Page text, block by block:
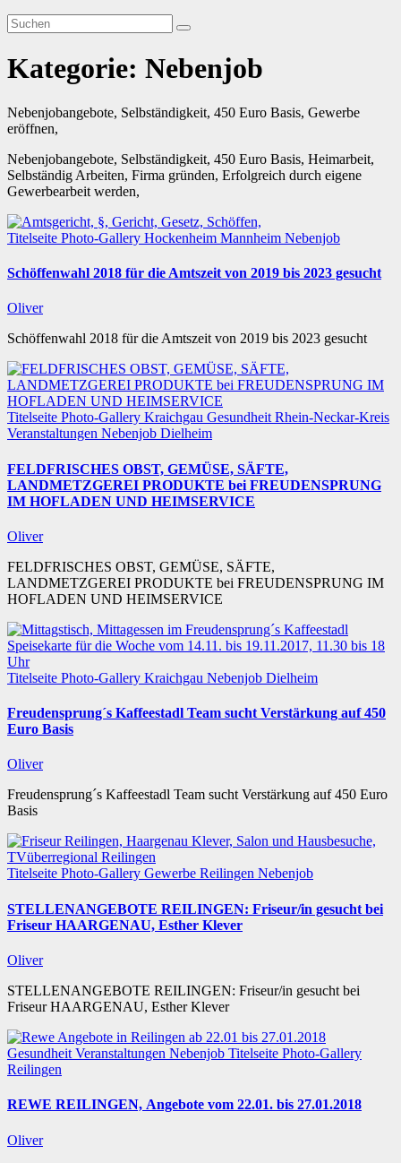
Kategorie: Nebenjob
Nebenjobangebote, Selbständigkeit, 450 Euro Basis, Gewerbe
eröffnen,
Nebenjobangebote, Selbständigkeit, 450 Euro Basis, Heimarbeit,
Selbständig Arbeiten, Firma gründen, Erfolgreich durch eigene
Gewerbearbeit werden,
Titelseite Photo-Gallery Hockenheim Mannheim Nebenjob
Schöffenwahl 2018 für die Amtszeit von 2019 bis 2023 gesucht
Oliver
Schöffenwahl 2018 für die Amtszeit von 2019 bis 2023 gesucht
Titelseite Photo-Gallery Kraichgau GesundheitRhein-Neckar-Kreis
Veranstaltungen Nebenjob Dielheim
FELDFRISCHES OBST, GEMÜSE, SÄFTE,
LANDMETZGEREI PRODUKTE bei FREUDENSPRUNG
IM HOFLADEN UND HEIMSERVICE
Oliver
FELDFRISCHES OBST, GEMÜSE, SÄFTE,
LANDMETZGEREI PRODUKTE bei FREUDENSPRUNG IM
HOFLADEN UND HEIMSERVICE
Titelseite Photo-Gallery Kraichgau Nebenjob Dielheim
Freudensprung´s Kaffeestadl Team sucht Verstärkung auf 450
Euro Basis
Oliver
Freudensprung´s Kaffeestadl Team sucht Verstärkung auf 450 Euro
Basis
Titelseite Photo-Gallery Gewerbe Reilingen Nebenjob
STELLENANGEBOTE REILINGEN: Friseur/in gesucht bei
Friseur HAARGENAU, Esther Klever
Oliver
STELLENANGEBOTE REILINGEN: Friseur/in gesucht bei
Friseur HAARGENAU, Esther Klever
Gesundheit Veranstaltungen Nebenjob Titelseite Photo-Gallery
Reilingen
REWE REILINGEN, Angebote vom 22.01. bis 27.01.2018
Oliver